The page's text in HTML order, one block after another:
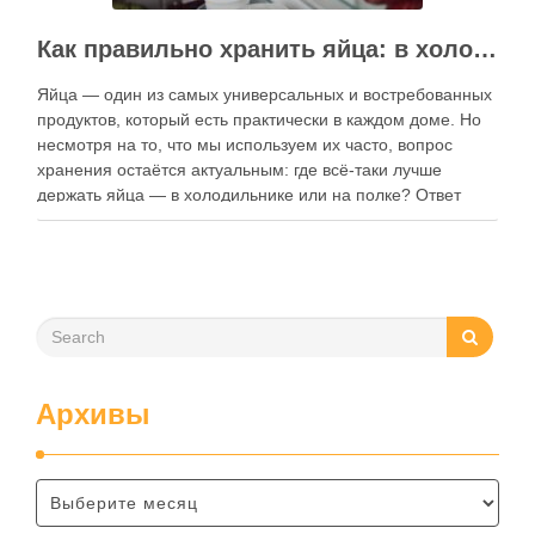
Как правильно хранить яйца: в холодильнике или на полке?
Яйца — один из самых универсальных и востребованных
продуктов, который есть практически в каждом доме. Но
несмотря на то, что мы используем их часто, вопрос
хранения остаётся актуальным: где всё-таки лучше
держать яйца — в холодильнике или на полке? Ответ
зависит от нескольких факторов, включая температуру
Архивы